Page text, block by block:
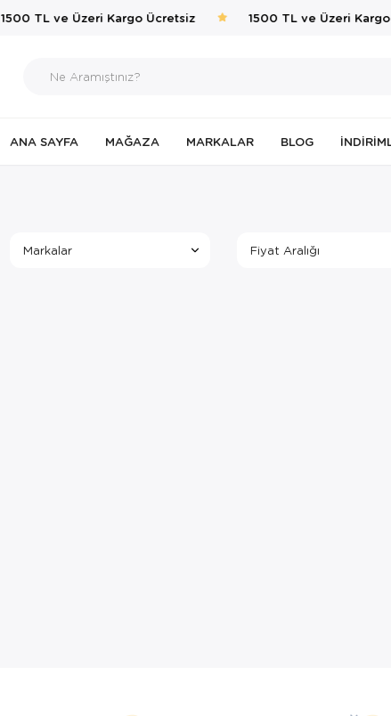
1500 TL ve Üzeri Kargo Ücretsiz 1500 TL ve Üzeri
ANA SAYFA MAĞAZA MARKALAR BLOG
Markalar Fiyat Aralığı